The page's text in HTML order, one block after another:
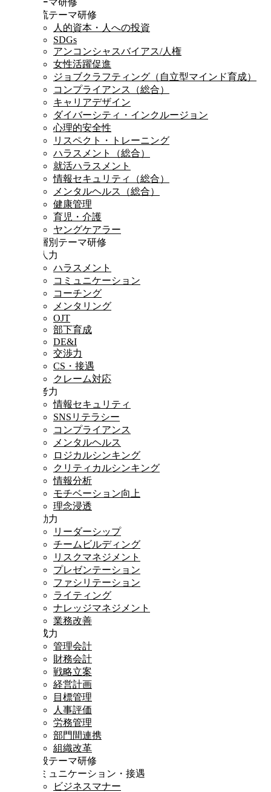
テーマ研修
時流テーマ研修
人的資本・人への投資
SDGs
アンコンシャスバイアス/人権
女性活躍促進
ジョブクラフティング（自立型マインド育成）
コンプライアンス（総合）
キャリアデザイン
ダイバーシティ・インクルージョン
心理的安全性
リスペクト・トレーニング
ハラスメント（総合）
就活ハラスメント
情報セキュリティ（総合）
メンタルヘルス（総合）
健康管理
育児・介護
ヤングケアラー
階層別テーマ研修
対人力
ハラスメント
コミュニケーション
コーチング
メンタリング
OJT
部下育成
DE&I
交渉力
CS・接遇
クレーム対応
思考力
情報セキュリティ
SNSリテラシー
コンプライアンス
メンタルヘルス
ロジカルシンキング
クリティカルシンキング
情報分析
モチベーション向上
理念浸透
行動力
リーダーシップ
チームビルディング
リスクマネジメント
プレゼンテーション
ファシリテーション
ライティング
ナレッジマネジメント
業務改善
達成力
管理会計
財務会計
戦略立案
経営計画
目標管理
人事評価
労務管理
部門間連携
組織改革
一般テーマ研修
コミュニケーション・接遇
ビジネスマナー